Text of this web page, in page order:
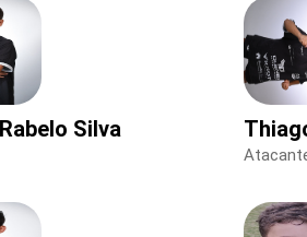
Silva